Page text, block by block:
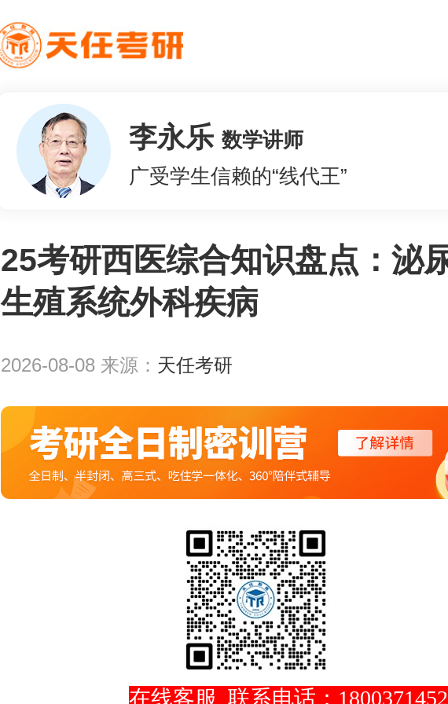
李永乐 数学讲师
广受学生信赖的“线代王”
25考研西医综合知识盘点：泌
生殖系统外科疾病
2026-08-08 来源： 天任考研
在线客服 联系电话：